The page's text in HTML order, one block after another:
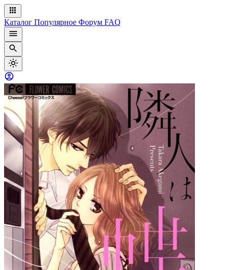
Каталог Популярное Форум FAQ